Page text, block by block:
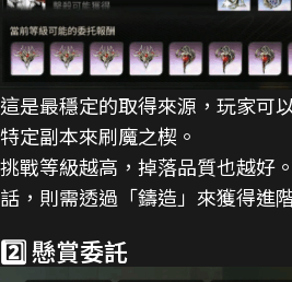
這是最穩定的取得來源，玩家可
特定副本來刷魔之楔。
挑戰等級越高，掉落品質也越好
話，則需透過「鑄造」來獲得進
2️⃣ 懸賞委託